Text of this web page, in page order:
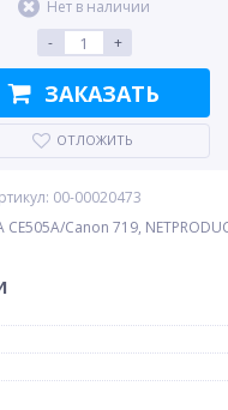
Нет в наличии
-
+
ЗАКАЗАТЬ
ОТЛОЖИТЬ
00-00020473
Canon 719,